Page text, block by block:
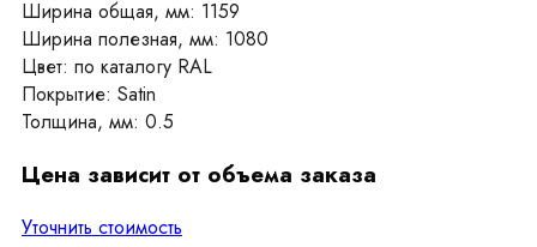
Ширина общая, мм: 1159
Ширина полезная, мм: 1080
Цвет: по каталогу RAL
Покрытие: Satin
Толщина, мм: 0.5
Цена зависит от объема заказа
Уточнить стоимость